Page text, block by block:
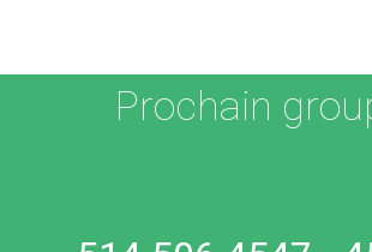
Prochain